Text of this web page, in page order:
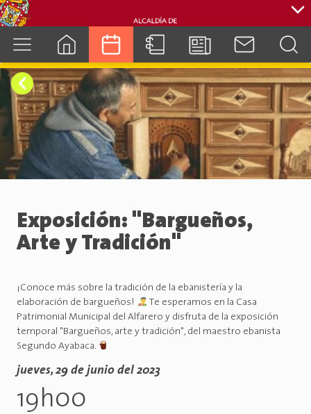
cuenca.gob.ec
Exposición: "Bargueños,
Arte y Tradición"
¡Conoce más sobre la tradición de la ebanistería y la
elaboración de bargueños!
Te esperamos en la Casa
Patrimonial Municipal del Alfarero y disfruta de la exposición
temporal "Bargueños, arte y tradición", del maestro ebanista
Segundo Ayabaca.
jueves, 29 de junio del 2023
19h00